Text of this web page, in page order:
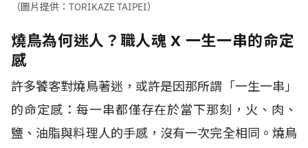
（圖片提供：TORIKAZE TAIPEI）
燒鳥為何迷人？職人魂 X 一生一串的命定
感
許多饕客對燒鳥著迷，或許是因那所謂 「一生一串」
的命定感：每一串都僅存在於當下那刻，火、肉、
鹽、油脂與料理人的手感，沒有一次完全相同。燒鳥